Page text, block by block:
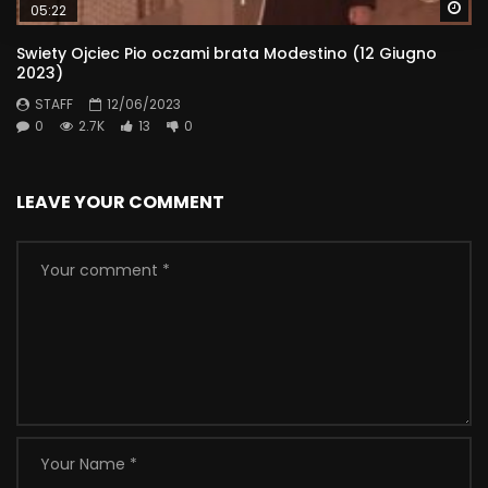
05:22
Swiety Ojciec Pio oczami brata Modestino (12 Giugno
2023)
STAFF
12/06/2023
0
2.7K 13 0
LEAVE YOUR COMMENT